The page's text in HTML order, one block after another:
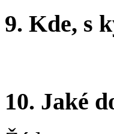
9. Kde, s
10. Jaké